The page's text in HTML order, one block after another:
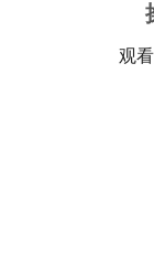
观